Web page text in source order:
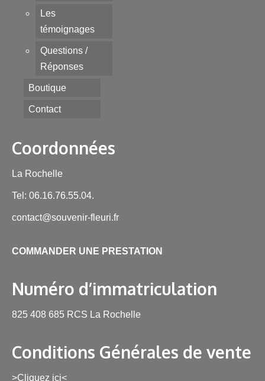
Les
témoignages
Questions /
Réponses
Boutique
Contact
Coordonnées
La Rochelle
Tel: 06.16.76.55.04.
contact@souvenir-fleuri.fr
COMMANDER UNE PRESTATION
Numéro d’immatriculation
825 408 685 RCS La Rochelle
Conditions Générales de vente
>Cliquez ici<